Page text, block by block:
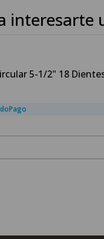
interesarte
5-1/2" 18